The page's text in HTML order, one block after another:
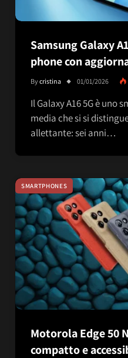
Samsung Galaxy
phone con
Bycristina 01/01/2026
Il Galaxy A16 5G è uno
media che si si
allettante: sei anni…
SMARTPHONES
Motorola Edge 50
compatto e